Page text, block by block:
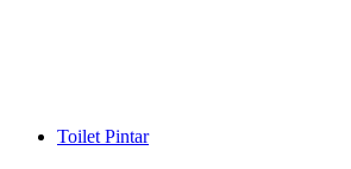
Toilet Pintar